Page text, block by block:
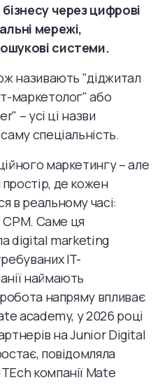
через цифрові
мережі,
системи.
називають "діджитал
маркетолог" або
– усі ці назви
спеціальність.
маркетингу – але
де кожен
в реальному часі:
CPM. Саме ця
digital marketing
IT-
наймають
напряму впливає
academy, у 2026 році
на Junior Digital
повідомляла
компанії Mate